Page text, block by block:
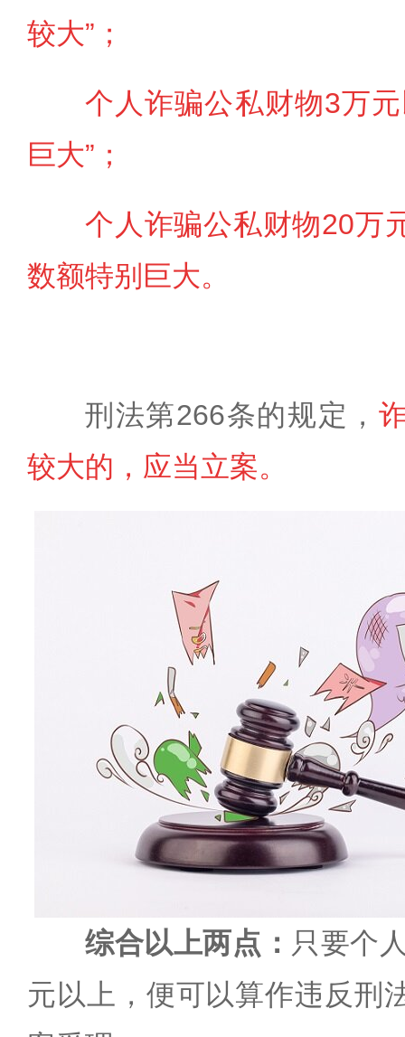
较大”；
个人诈骗公私财物3万
巨大”；
个人诈骗公私财物20万
数额特别巨大。
刑法第266条的规定，
较大的，应当立案。
综合以上两点： 只要个
元以上，便可以算作违反刑